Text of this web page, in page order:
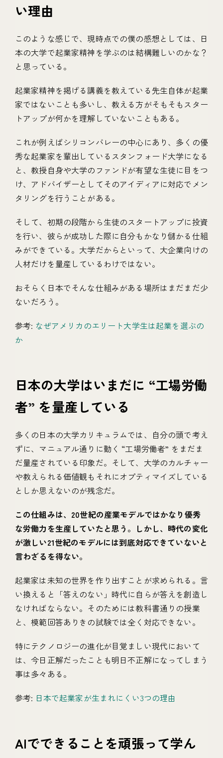
い理由
このような感じで、現時点での僕の感想としては、日
本の大学で起業家精神を学ぶのは結構難しいのかな？
と思っている。
起業家精神を掲げる講義を教えている先生自体が起業
家ではないことも多いし、教える方がそもそもスター
トアップが何かを理解していないこともある。
これが例えばシリコンバレーの中心にあり、多くの優
秀な起業家を輩出しているスタンフォード大学になる
と、教授自身や大学のファンドが有望な生徒に目をつ
け、アドバイザーとしてそのアイディアに対応でメン
タリングを行うことがある。
そして、初期の段階から生徒のスタートアップに投資
を行い、彼らが成功した際に自分もかなり儲かる仕組
みができている。大学だからといって、大企業向けの
人材だけを量産しているわけではない。
おそらく日本でそんな仕組みがある場所はまだまだ少
ないだろう。
参考: なぜアメリカのエリート大学生は起業を選ぶの
か
日本の大学はいまだに “工場労働
者” を量産している
多くの日本の大学カリキュラムでは、自分の頭で考え
ずに、マニュアル通りに動く “工場労働者” をまだま
だ量産されている印象だ。そして、大学のカルチャー
や教えられる価値観もそれにオプティマイズしている
としか思えないのが残念だ。
この仕組みは、20世紀の産業モデルではかなり優秀
な労働力を生産していたと思う。しかし、時代の変化
が激しい21世紀のモデルには到底対応できていないと
言わざるを得ない。
起業家は未知の世界を作り出すことが求められる。言
い換えると「答えのない」時代に自らが答えを創造し
なければならない。そのためには教科書通りの授業
と、模範回答ありきの試験では全く対応できない。
特にテクノロジーの進化が目覚ましい現代において
は、今日正解だったことも明日不正解になってしまう
事は多々ある。
参考: 日本で起業家が生まれにくい3つの理由
AIでできることを頑張って学ん